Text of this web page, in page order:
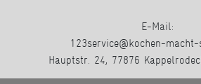
E-Mail:
123service@kochen-macht-
Hauptstr. 24, 77876